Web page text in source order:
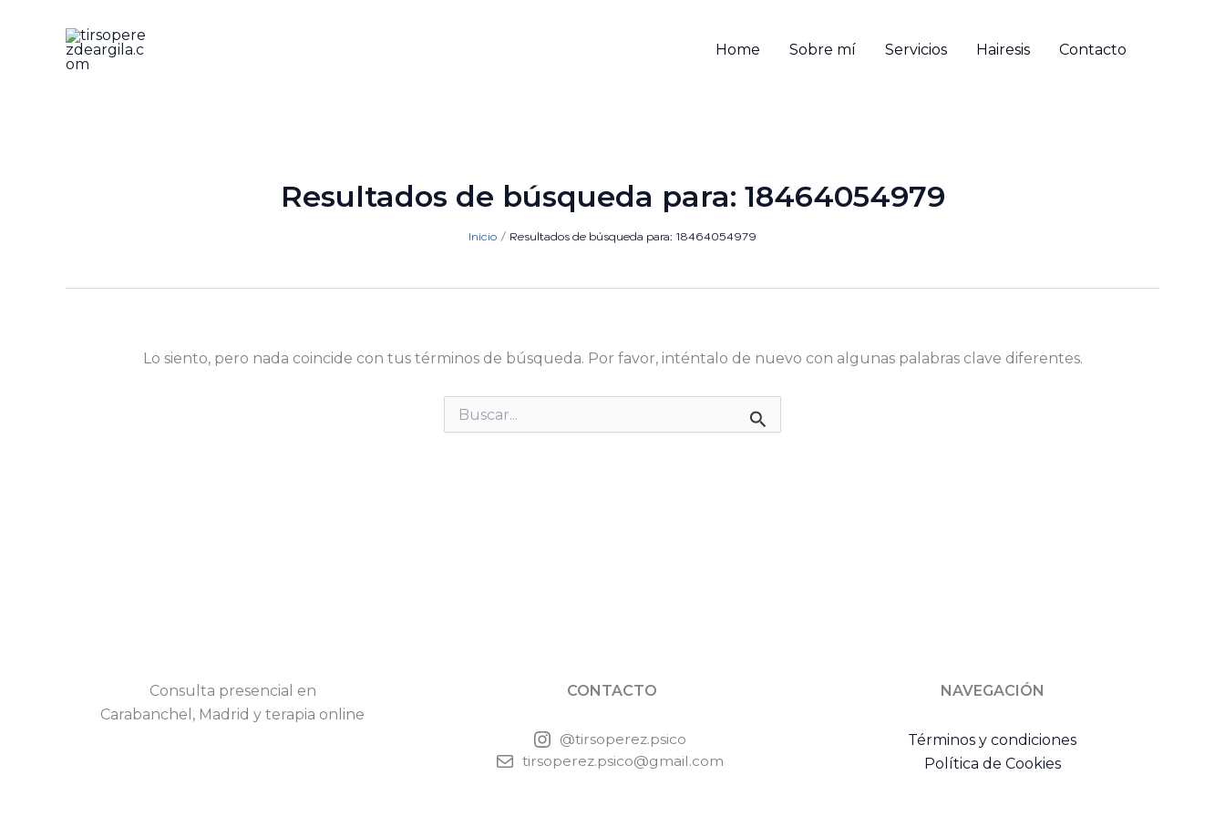
contenido
Home Sobre mí Servicios Hairesis Contacto
Resultados de búsqueda para: 18464054979
Inicio Resultados de búsqueda para: 18464054979
Lo siento, pero nada coincide con tus términos de búsqueda. Por favor, inténtalo de nuevo con algunas palabras clave diferentes.
Buscar
por:
Consulta presencial en
Carabanchel, Madrid y terapia online
CONTACTO
@tirsoperez.psico
tirsoperez.psico@gmail.com
NAVEGACIÓN
Términos y condiciones
Política de Cookies